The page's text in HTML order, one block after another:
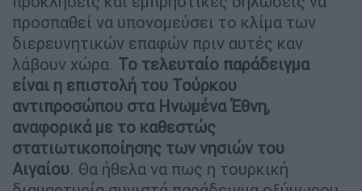
προσπαθεί να υπονομεύσει το κλίμα των
διερευνητικών επαφών πριν αυτές καν
λάβουν χώρα. Το τελευταίο παράδειγμα
είναι η επιστολή του Τούρκου
αντιπροσώπου στα Ηνωμένα Έθνη,
αναφορικά με το καθεστώς
στατιωτικοποίησης των νησιών του
Αιγαίου. Θα ήθελα να πως η τουρκική